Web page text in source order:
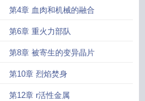
第4章 血肉和机械的融合
第6章 重火力部队
第8章 被寄生的变异晶片
第10章 烈焰焚身
第12章 r活性金属